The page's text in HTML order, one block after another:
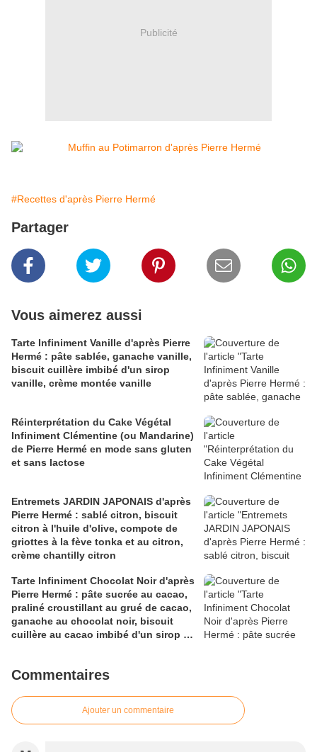
Publicité
#Recettes d'après Pierre Hermé
Partager
Vous aimerez aussi
Tarte Infiniment Vanille d'après Pierre
Hermé : pâte sablée, ganache vanille,
biscuit cuillère imbibé d'un sirop
vanille, crème montée vanille
Réinterprétation du Cake Végétal
Infiniment Clémentine (ou Mandarine)
de Pierre Hermé en mode sans gluten
et sans lactose
Entremets JARDIN JAPONAIS d'après
Pierre Hermé : sablé citron, biscuit
citron à l'huile d'olive, compote de
griottes à la fève tonka et au citron,
crème chantilly citron
Tarte Infiniment Chocolat Noir d'après
Pierre Hermé : pâte sucrée au cacao,
praliné croustillant au grué de cacao,
ganache au chocolat noir, biscuit
cuillère au cacao imbibé d'un sirop au
Commentaires
Ajouter un commentaire